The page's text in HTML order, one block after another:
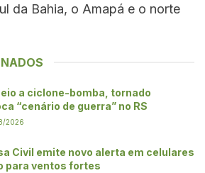
da Bahia, o Amapá e o norte
a ciclone-bomba, tornado
“cenário de guerra” no RS
2026
Civil emite novo alerta em celulares
para ventos fortes